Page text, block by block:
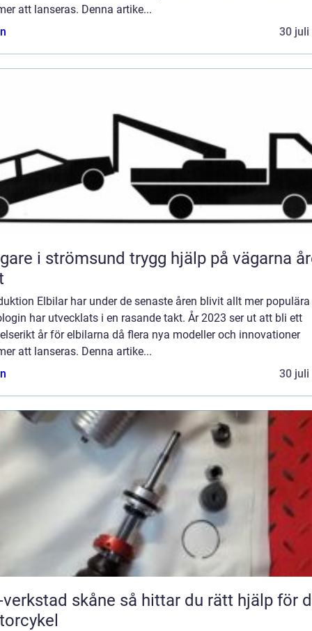
att lanseras. Denna artike...
30 juli
strömsund trygg hjälp på vägarna året
Elbilar har under de senaste åren blivit allt mer
har utvecklats i en rasande takt. År 2023 ser ut att bli ett
år för elbilarna då flera nya modeller och innovationer
att lanseras. Denna artike...
30 juli
skåne så hittar du rätt hjälp för din